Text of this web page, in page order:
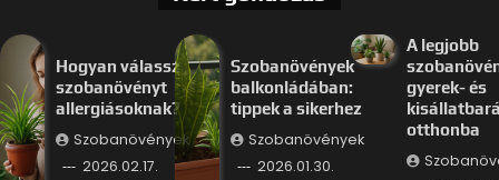
Hogyan válassz
szobanövényt
allergiásoknak?
Szobanövények
2026.02.17.
Szobanövények
balkonládában:
tippek a sikerhez
Szobanövények
2026.01.30.
A legjobb
gyerek- és
otthonba